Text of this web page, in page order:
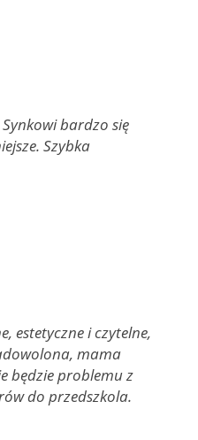
bardzo się
Szybka
estetyczne i czytelne,
mama
będzie problemu z
do przedszkola.